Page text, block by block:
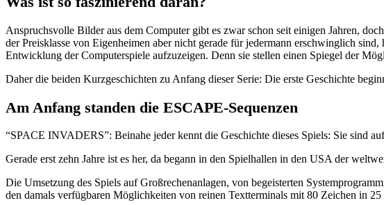
Anspruchsvolle Bilder aus dem Computer gibt es zwar schon seit einigen Jahren,
der Preisklasse von Eigenheimen aber nicht gerade für jedermann erschwinglich
Entwicklung der Computerspiele aufzuzeigen. Denn sie stellen einen Spiegel der
Daher die beiden Kurzgeschichten zu Anfang dieser Serie: Die erste Geschichte
Am Anfang standen die ESCAPE-Sequenzen
“SPACE INVADERS”: Beinahe jeder kennt die Geschichte dieses Spiels: Sie sind
Gerade erst zehn Jahre ist es her, da begann in den Spielhallen in den USA der
Die Umsetzung des Spiels auf Großrechenanlagen, von begeisterten
den damals verfügbaren Möglichkeiten von reinen Textterminals mit 80 Zeichen in 25